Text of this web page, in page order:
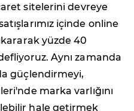
sitelerini devreye
içinde online
yüzde 40
Aynı zamanda
güçlendirmeyi,
marka varlığını
hale getirmek